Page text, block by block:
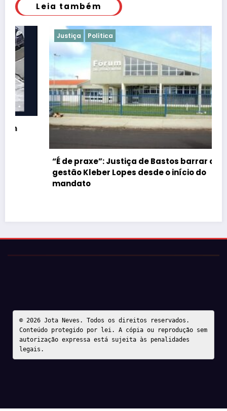
Leia também
Justiça Política
“É de praxe”: Justiça de Bastos barrar atos da
gestão Kleber Lopes desde o início do
mandato
© 2026 Jota Neves. Todos os direitos reservados.
Conteúdo protegido por lei. A cópia ou reprodução sem
autorização expressa está sujeita às penalidades
legais.